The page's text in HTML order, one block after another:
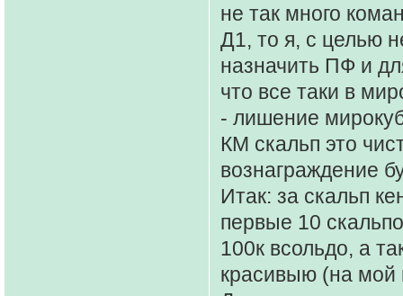
не так много
Д1, то я, с целью
назначить ПФ и
что все таки в
- лишение
КМ скальп это
вознаграждение
Итак: за скальп
первые 10
100к всольдо, а
красивыю (на мой